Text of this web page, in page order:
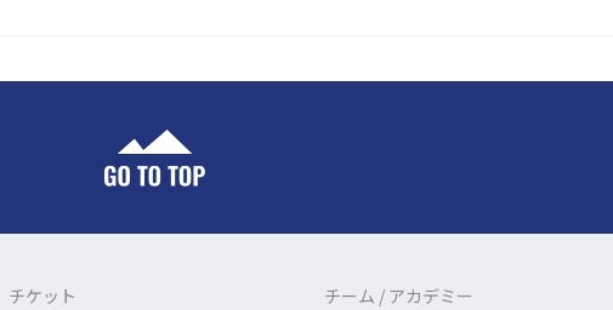
チケット チーム / アカデミー